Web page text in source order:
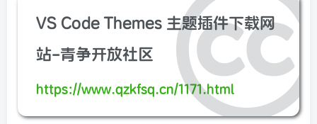
VS Code Themes 主题插件下载网
站-青争开放社区
https://www.qzkfsq.cn/1171.html